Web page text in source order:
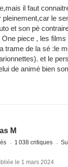
il faut
pleinement,car le
et son pè
piece , les
trame de la sé :le
et le
de animé bien
M
1 038 critiques
le 1 mars 2024